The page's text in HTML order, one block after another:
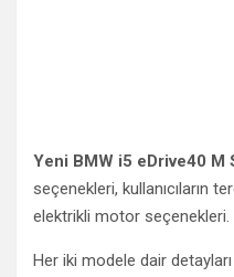
Yeni BMW i5 eDrive40 M
seçenekleri, kullanıcıların
elektrikli motor seçenekleri.
Her iki modele dair